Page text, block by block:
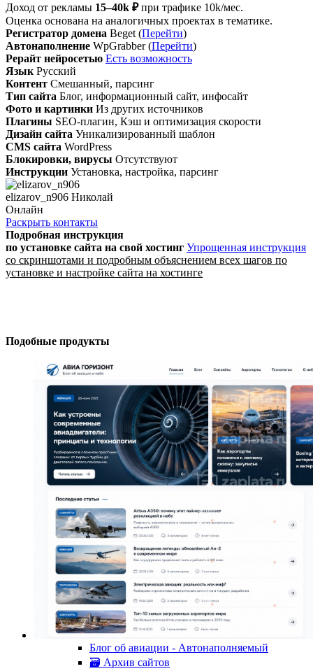
Доход от рекламы 15–40k ₽ при трафике 10k/мес.
Оценка основана на аналогичных проектах в тематике.
Регистратор домена Beget (Перейти)
Автонаполнение WpGrabber (Перейти)
Рерайт нейросетью Есть возможность
Язык Русский
Контент Смешанный, парсинг
Тип сайта Блог, информационный сайт, инфосайт
Фото и картинки Из других источников
Плагины SEO-плагин, Кэш и оптимизация скорости
Дизайн сайта Уникализированный шаблон
CMS сайта WordPress
Блокировки, вирусы Отсутствуют
Инструкции Установка, настройка, парсинг
elizarov_n906 Николай
Онлайн
Раскрыть контакты
Подробная инструкция
по установке сайта на свой хостинг Упрощенная инструкция
со скриншотами и подробным объяснением всех шагов по
установке и настройке сайта на хостинге
Подобные продукты
Блог об авиации - Автонаполняемый
🗃 Архив сайтов